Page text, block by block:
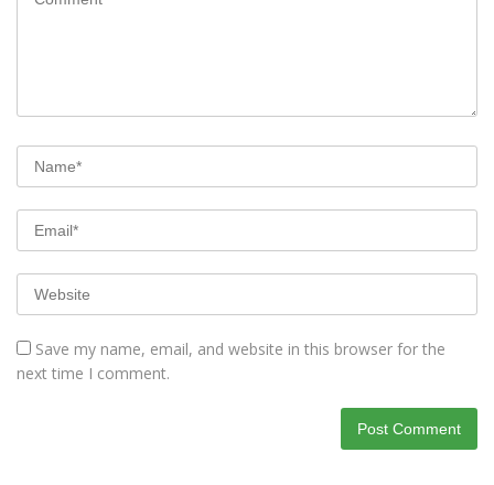
Save my name, email, and website in this browser for the
next time I comment.